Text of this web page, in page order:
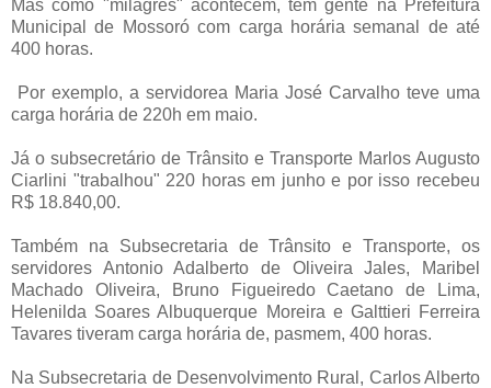
Mas como "milagres" acontecem, tem gente na Prefeitura
Municipal de Mossoró com carga horária semanal de até
400 horas.
Por exemplo, a servidorea Maria José Carvalho teve uma
carga horária de 220h em maio.
Já o subsecretário de Trânsito e Transporte Marlos Augusto
Ciarlini "trabalhou" 220 horas em junho e por isso recebeu
R$ 18.840,00.
Também na Subsecretaria de Trânsito e Transporte, os
servidores Antonio Adalberto de Oliveira Jales, Maribel
Machado Oliveira, Bruno Figueiredo Caetano de Lima,
Helenilda Soares Albuquerque Moreira e Galttieri Ferreira
Tavares tiveram carga horária de, pasmem, 400 horas.
Na Subsecretaria de Desenvolvimento Rural, Carlos Alberto